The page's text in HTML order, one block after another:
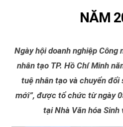
NĂM
Ngày hội doanh nghiệp Công
nhân tạo TP. Hồ Chí Minh
tuệ nhân tạo và chuyển
mới”, được tổ chức từ ngày
tại Nhà Văn hóa Sinh